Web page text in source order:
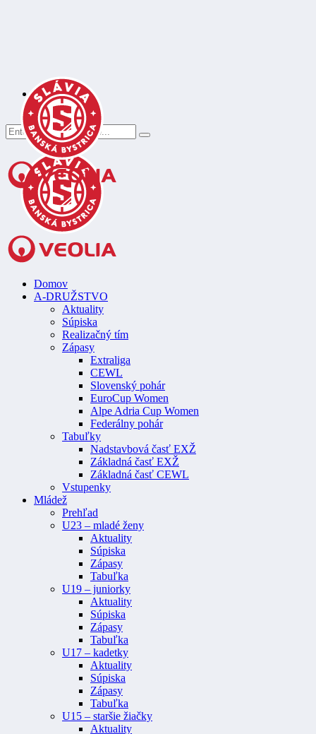
Register
Login
Domov
A-DRUŽSTVO
Aktuality
Súpiska
Realizačný tím
Zápasy
Extraliga
CEWL
Slovenský pohár
EuroCup Women
Alpe Adria Cup Women
Federálny pohár
Tabuľky
Nadstavbová časť EXŽ
Základná časť EXŽ
Základná časť CEWL
Vstupenky
Mládež
Prehľad
U23 – mladé ženy
Aktuality
Súpiska
Zápasy
Tabuľka
U19 – juniorky
Aktuality
Súpiska
Zápasy
Tabuľka
U17 – kadetky
Aktuality
Súpiska
Zápasy
Tabuľka
U15 – staršie žiačky
Aktuality